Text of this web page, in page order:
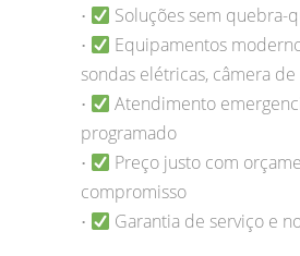
• Soluções sem quebra-
•
Equipamentos
sondas elétricas, câmera
•
Atendimento
programado
•
Preço justo com
compromisso
• Garantia de serviço e